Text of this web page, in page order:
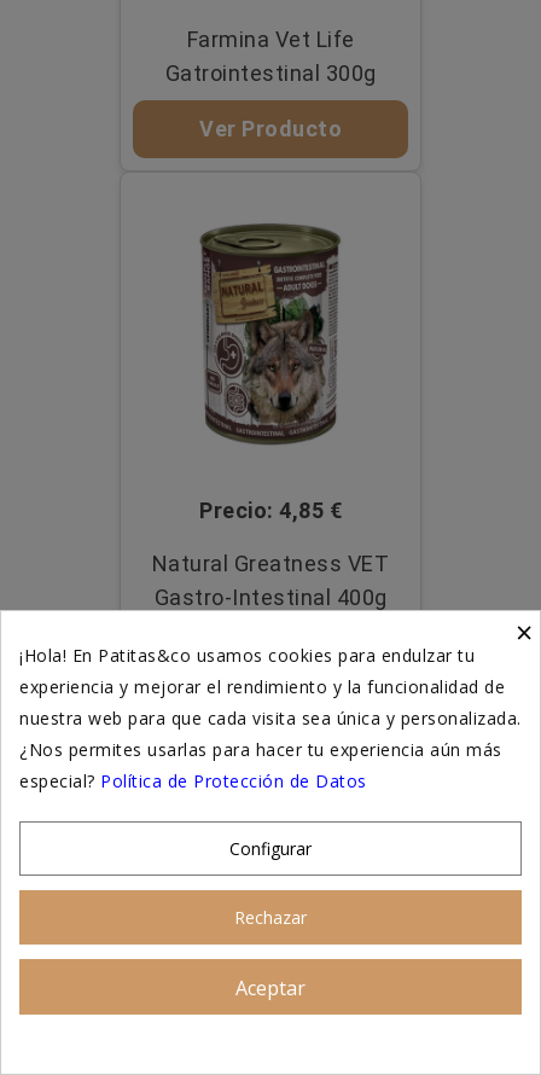
Farmina Vet Life
Gatrointestinal 300g
Ver Producto
Precio: 4,85 €
Natural Greatness VET
Gastro-Intestinal 400g
Ver Producto
Asesoramiento personalizado
×
¡Hola! En Patitas&co usamos cookies para endulzar tu
experiencia y mejorar el rendimiento y la funcionalidad de
nuestra web para que cada visita sea única y personalizada.
¿Nos permites usarlas para hacer tu experiencia aún más
especial? Política de Protección de Datos
Configurar
Rechazar
Aceptar